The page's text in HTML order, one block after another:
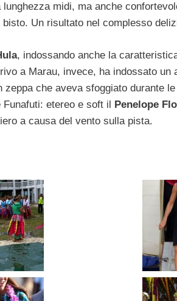
midi, ma anche
Un risultato nel complesso
, indossando anche la
a Marau, invece, ha indossato un
che aveva sfoggiato durante le
etereo e soft il Penelope
a causa del vento sulla pista.